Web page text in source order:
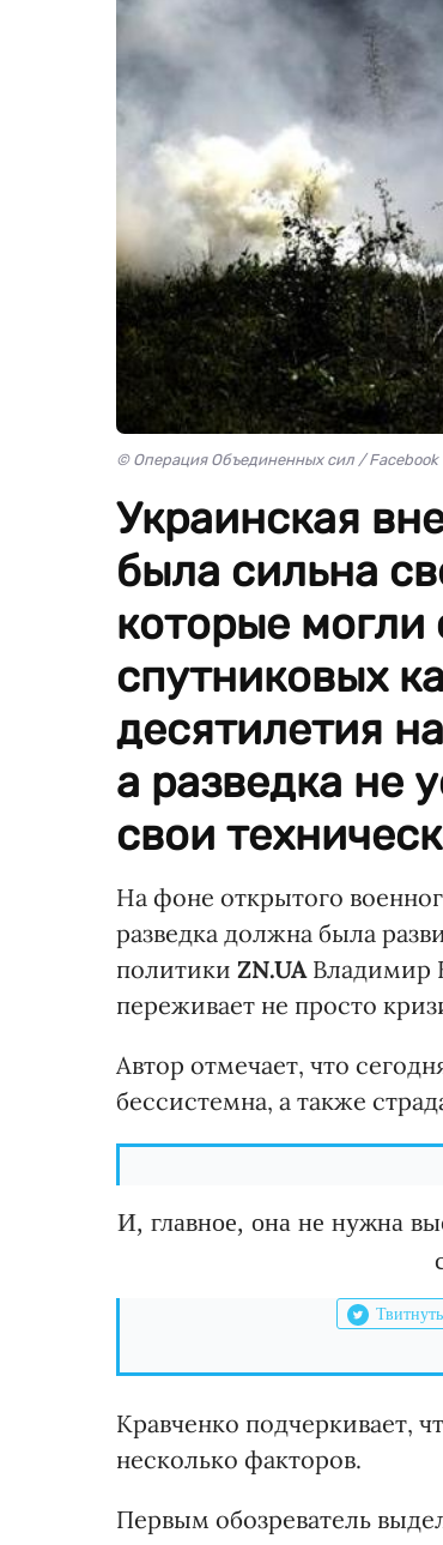
© Операция Объединенных сил / Facebook
Украинская
была сильна
которые
спутниковых
десятилетия
а разведка не
свои
На фоне открытого
разведка должна была
политики ZN.UAВладимир
переживает не просто
Автор отмечает, что
бессистемна, а также
И, главное, она не нужна
Твитнуть
Кравченко подчеркивает,
несколько факторов.
Первым обозреватель